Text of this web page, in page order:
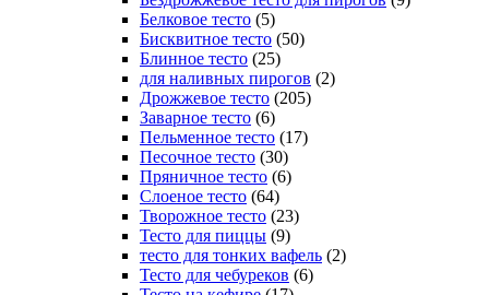
Белковое тесто (5)
Бисквитное тесто (50)
Блинное тесто (25)
для наливных пирогов (2)
Дрожжевое тесто (205)
Заварное тесто (6)
Пельменное тесто (17)
Песочное тесто (30)
Пряничное тесто (6)
Слоеное тесто (64)
Творожное тесто (23)
Тесто для пиццы (9)
тесто для тонких вафель (2)
Тесто для чебуреков (6)